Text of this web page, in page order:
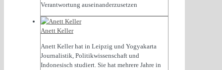
Verantwortung auseinanderzusetzen
Anett Keller
Anett Keller hat in Leipzig und Yogyakarta
Journalistik, Politikwissenschaft und
Indonesisch studiert. Sie hat mehrere Jahre in